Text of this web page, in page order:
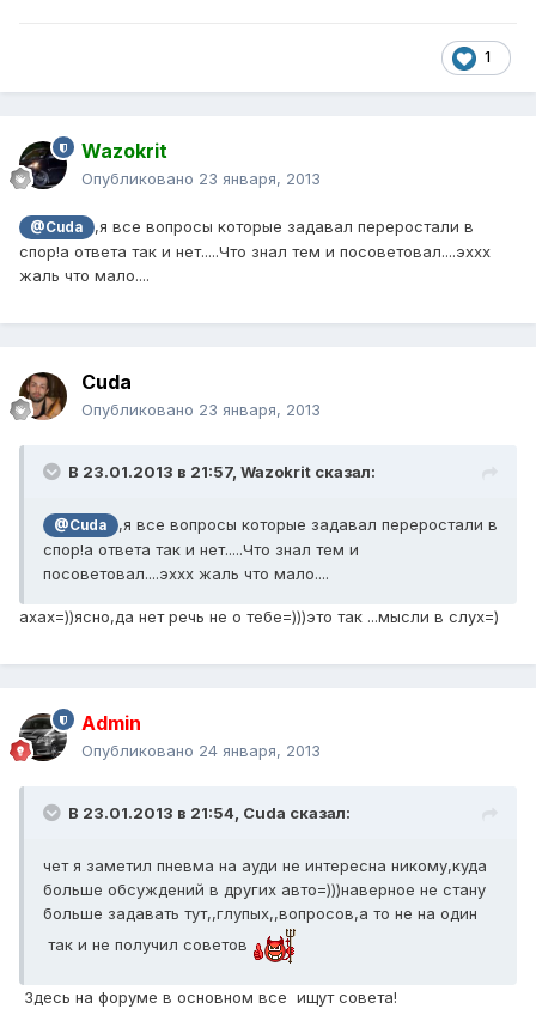
1
Wazokrit
Опубликовано 23 января, 2013
@Cuda
,я все вопросы которые задавал переростали в
спор!а ответа так и нет.....Что знал тем и посоветовал....эххх
жаль что мало....
Cuda
Опубликовано 23 января, 2013
В 23.01.2013 в 21:57, Wazokrit сказал:
@Cuda
,я все вопросы которые задавал переростали в
спор!а ответа так и нет.....Что знал тем и
посоветовал....эххх жаль что мало....
ахах=))ясно,да нет речь не о тебе=)))это так ...мысли в слух=)
Admin
Опубликовано 24 января, 2013
В 23.01.2013 в 21:54, Cuda сказал:
чет я заметил пневма на ауди не интересна никому,куда
больше обсуждений в других авто=)))наверное не стану
больше задавать тут,,глупых,,вопросов,а то не на один
так и не получил советов
Здесь на форуме в основном все ищут совета!